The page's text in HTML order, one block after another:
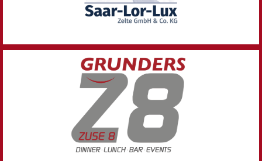
Zu Saar-Lor-Lux Zelte
Bistro, Lounge, Wintergarten, Tagung und
Eventlocation.